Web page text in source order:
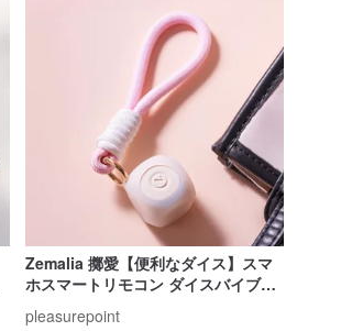
Zemalia 擲愛【便利なダイス】スマ
ホスマートリモコン ダイスバイブレ
ーター 保護ケース＆ストラップ付き
pleasurepoint